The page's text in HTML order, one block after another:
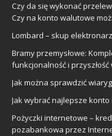
Czy da się wykonać
Czy na konto walutowe
Lombard – skup
Bramy przemysłowe:
funkcjonalność i przyszłość
Jak można sprawdzić
Jak wybrać najlepsze
Pożyczki internetowe –
pozabankowa przez